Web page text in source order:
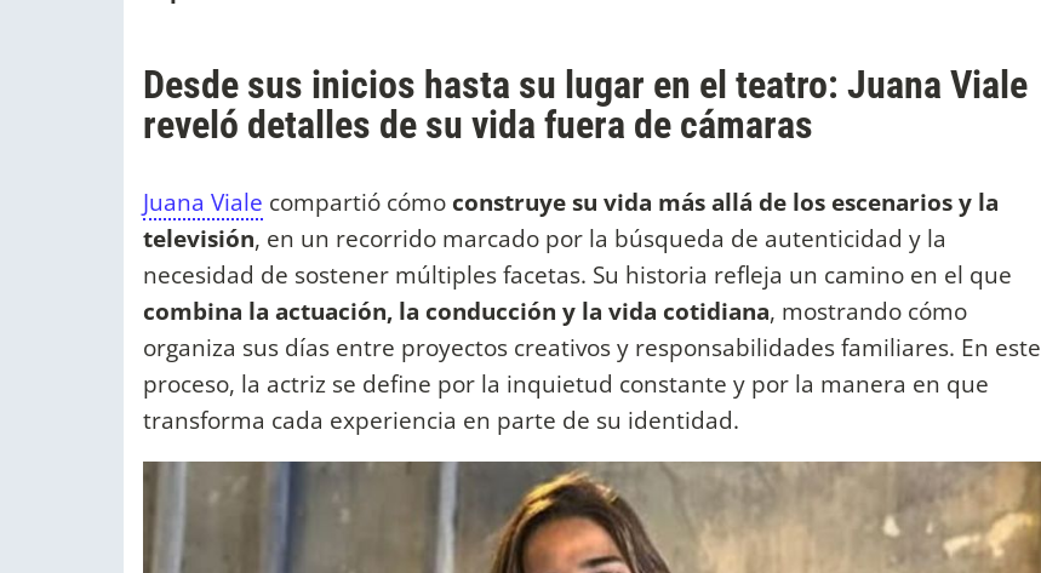
Desde sus inicios hasta su lugar en el teatro: Juana Viale
reveló detalles de su vida fuera de cámaras
Juana Viale compartió cómo construye su vida más allá de los escenarios y la
televisión, en un recorrido marcado por la búsqueda de autenticidad y la
necesidad de sostener múltiples facetas. Su historia refleja un camino en el que
combina la actuación, la conducción y la vida cotidiana, mostrando cómo
organiza sus días entre proyectos creativos y responsabilidades familiares. En este
proceso, la actriz se define por la inquietud constante y por la manera en que
transforma cada experiencia en parte de su identidad.